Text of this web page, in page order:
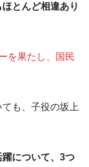
とんど相違あり
を果たし、国民
も、子役の坂上
について、3つ